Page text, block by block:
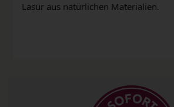
Lasur aus natürlichen Materialien.